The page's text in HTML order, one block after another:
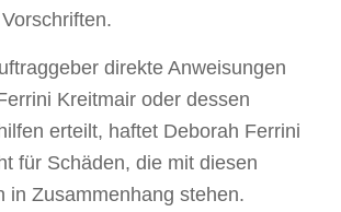
direkte Anweisungen
Kreitmair oder dessen
erteilt, haftet Deborah Ferrini
für Schäden, die mit diesen
in Zusammenhang stehen.